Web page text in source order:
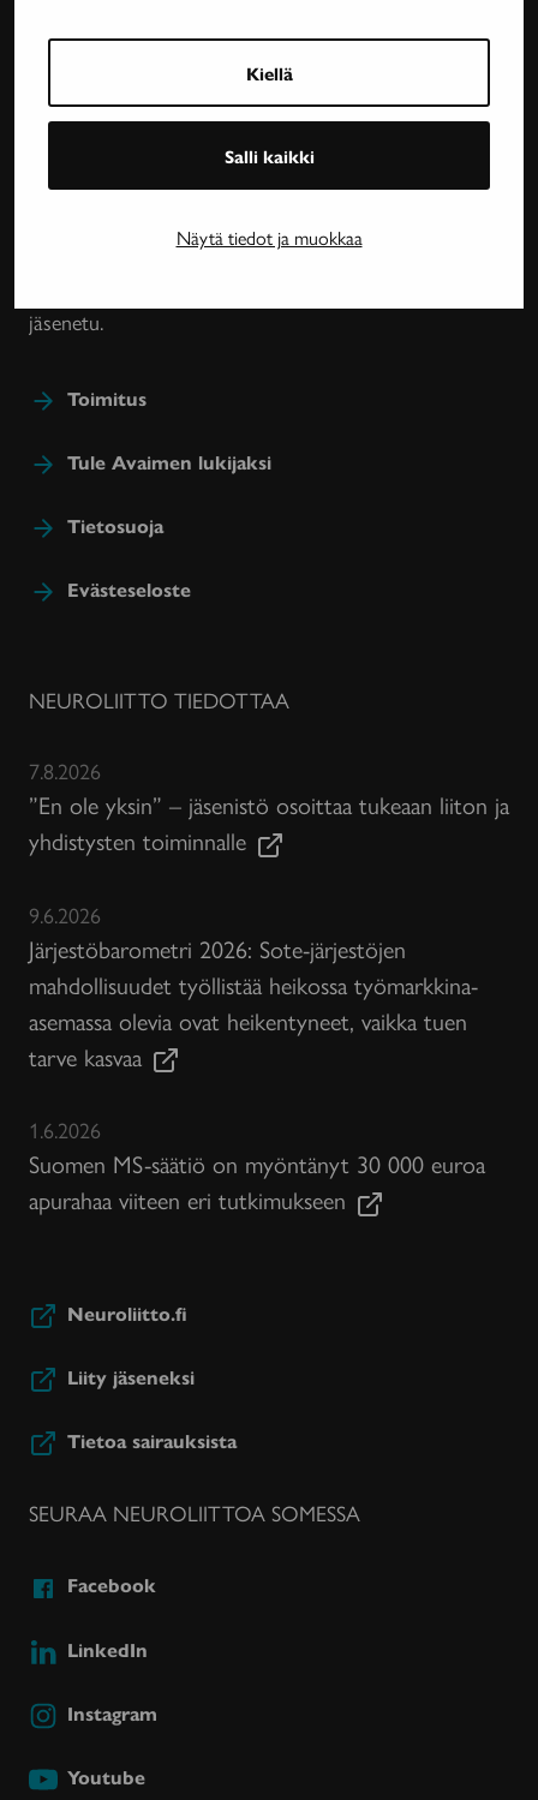
Kiellä
Salli kaikki
Näytä tiedot ja muokkaa
Avain-
Neurologinen aikakauslehti Avain tarjoaa luotettavaa
ja asiantuntevaa tietoa MS-taudin, neurologisten
harvinaissairauksien ja essentiaalisen vapinan
sairastavien sosiaaliturvasta. Avain-lehteä julkaisee
jäsenetu.
Toimitus
Tule Avaimen lukijaksi
Tietosuoja
Evästeseloste
NEUROLIITTO TIEDOTTAA
7.8.2026
”En ole yksin” – jäsenistö osoittaa tukeaan liiton ja
yhdistysten toiminnalle
9.6.2026
Järjestöbarometri 2026: Sote-järjestöjen
mahdollisuudet työllistää heikossa työmarkkina-
asemassa olevia ovat heikentyneet, vaikka tuen
tarve kasvaa
1.6.2026
Suomen MS-säätiö on myöntänyt 30 000 euroa
apurahaa viiteen eri tutkimukseen
Neuroliitto.fi
Liity jäseneksi
Tietoa sairauksista
SEURAA NEUROLIITTOA SOMESSA
Facebook
LinkedIn
Instagram
Youtube